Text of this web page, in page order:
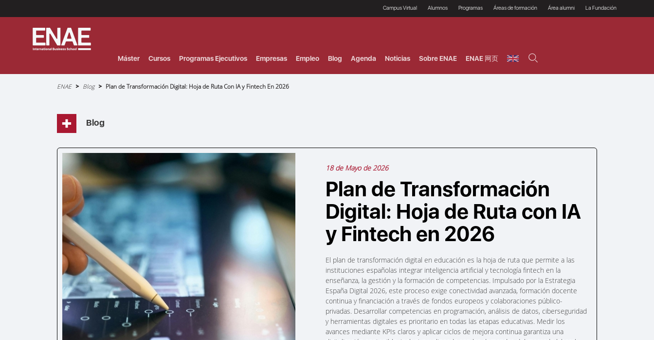
Campus Virtual Alumnos
Prácticas en empresas
Programas
Programas Ejecutivos
Áreas de formación
Riesgos
Área alumni La Fundación
Máster Cursos Programas Ejecutivos Empresas Empleo Blog Agenda Noticias Sobre ENAE ENAE 网页
Sobrescribir
la
navegación
ENAE Blog Plan de Transformación Digital: Hoja de Ruta Con IA y Fintech En 2026
Blog
18 de Mayo de 2026
Plan de Transformación
Digital: Hoja de Ruta con IA
y Fintech en 2026
El plan de transformación digital en educación es la hoja de ruta que permite a las
instituciones españolas integrar inteligencia artificial y tecnología fintech en la
enseñanza, la gestión y la formación de competencias. Impulsado por la Estrategia
España Digital 2026, este proceso exige conectividad avanzada, formación docente
continua y financiación a través de fondos europeos y colaboraciones público-
privadas. Desarrollar competencias en programación, análisis de datos, ciberseguridad
y herramientas digitales es prioritario en todas las etapas educativas. Medir los
avances mediante KPIs claros y aplicar ciclos de mejora continua garantiza una